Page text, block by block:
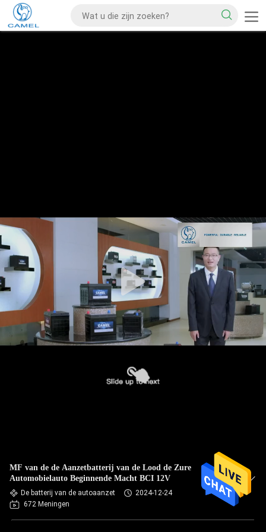
MF van de de Aanzetbatterij van de Lood de Zure
Automobielauto Beginnende Macht BCI 12V
De batterij van de autoaanzet
2024-12-24
672 Meningen